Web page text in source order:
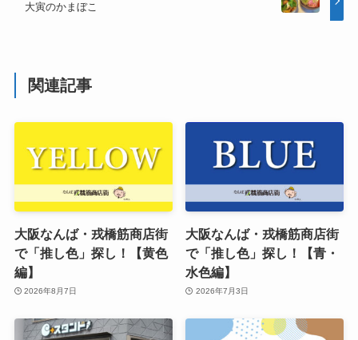
大寅のかまぼこ
関連記事
大阪なんば・戎橋筋商店街
で「推し色」探し！【黄色
編】
2026年8月7日
大阪なんば・戎橋筋商店街
で「推し色」探し！【青・
水色編】
2026年7月3日